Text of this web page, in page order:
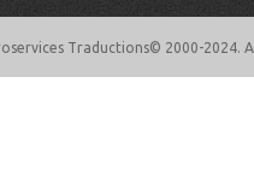
Traductions© 2000-2024.